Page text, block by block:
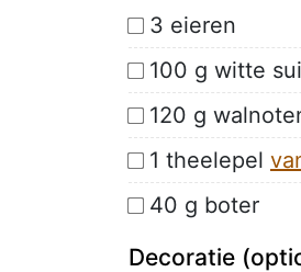
3 eieren
100 g witte
120 g
1 theelepel
40 g boter
Decoratie